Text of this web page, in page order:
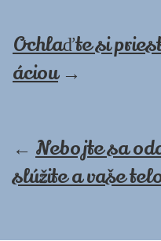
Ochlaďte si
áciou→
← Nebojte sa
slúžite a vaše